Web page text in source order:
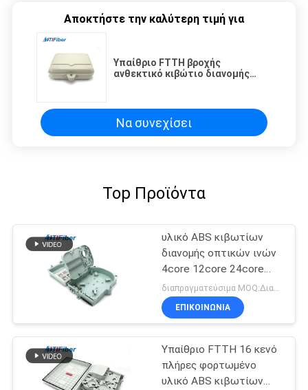
Αποκτήστε την καλύτερη τιμή για
Υπαίθριο FTTH βροχής
ανθεκτικό κιβώτιο διανομής
Να συνεχίσει
Top Προϊόντα
υλικό ABS κιβωτίων
διανομής οπτικών ινών
4core 12core 24core
48core
διαπραγματεύσιμα MOQ:Διαπραγματεύσιμος
ΕΠΙΚΟΙΝΩΝΊΑ
Υπαίθριο FTTH 16 κενό
πλήρες φορτωμένο
υλικό ABS κιβωτίων